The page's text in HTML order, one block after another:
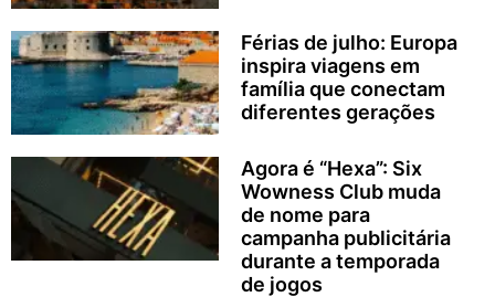
Férias de julho: Europa
inspira viagens em
família que conectam
diferentes gerações
Agora é “Hexa”: Six
Wowness Club muda
de nome para
campanha publicitária
durante a temporada
de jogos